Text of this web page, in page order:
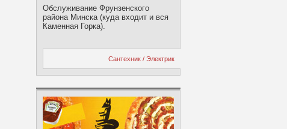
Обслуживание Фрунзенского
района Минска (куда входит и вся
Каменная Горка).
Сантехник / Электрик